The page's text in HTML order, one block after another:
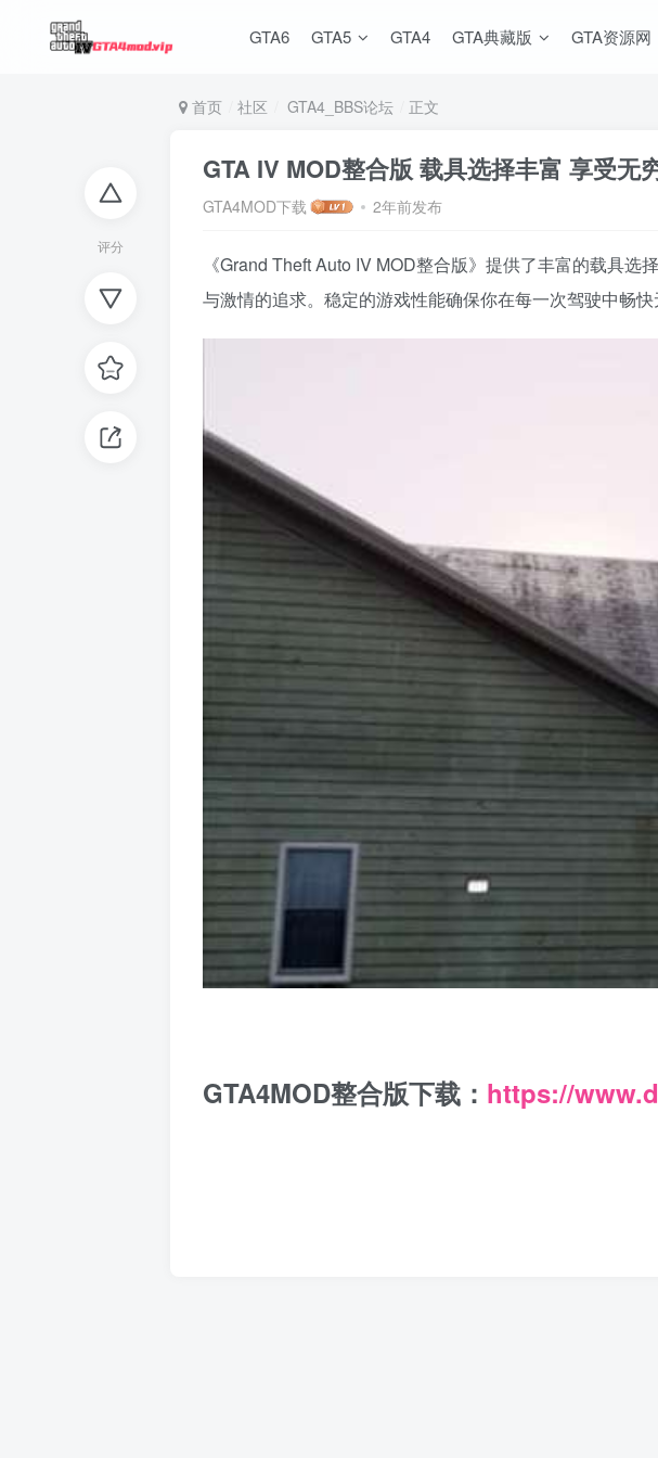
GTA6 GTA5 GTA4 GTA典藏版 GTA资源网
评分
首页 社区 GTA4_BBS论坛 正文
GTA IV MOD整合版 载具选择丰富 享受无
GTA4MOD下载 2年前发布
《Grand Theft Auto IV MOD整合版》提供了丰富的载具
与激情的追求。稳定的游戏性能确保你在每一次驾驶中畅
GTA4MOD整合版下载： https://